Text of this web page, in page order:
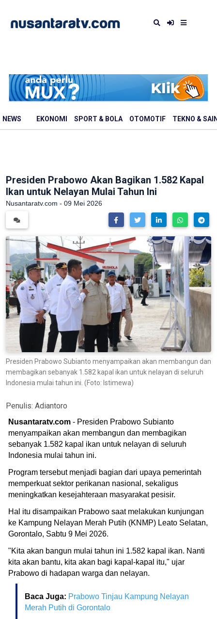
NEWS EKONOMI SPORT & BOLA OTOMOTIF TEKNO &
Presiden Prabowo Akan Bagikan 1.582 Kapal
Ikan untuk Nelayan Mulai Tahun Ini
Nusantaratv.com - 09 Mei 2026
Presiden Prabowo Subianto menyampaikan akan membangun dan
membagikan sebanyak 1.582 kapal ikan untuk nelayan di seluruh
Indonesia mulai tahun ini. (Foto: Istimewa)
Penulis: Adiantoro
Nusantaratv.com - Presiden Prabowo Subianto
menyampaikan akan membangun dan membagikan
sebanyak 1.582 kapal ikan untuk nelayan di seluruh
Indonesia mulai tahun ini.
Program tersebut menjadi bagian dari upaya pemerintah
memperkuat sektor perikanan nasional, sekaligus
meningkatkan kesejahteraan masyarakat pesisir.
Hal itu disampaikan Prabowo saat melakukan kunjungan
ke Kampung Nelayan Merah Putih (KNMP) Leato Selatan,
Gorontalo, Sabtu 9 Mei 2026.
"Kita akan bangun mulai tahun ini 1.582 kapal ikan. Nanti
kita akan bantu, kita akan bagi kapal-kapal itu," ujar
Prabowo di hadapan warga dan nelayan.
Baca Juga: Prabowo Tinjau Kampung Nelayan
Merah Putih di Gorontalo